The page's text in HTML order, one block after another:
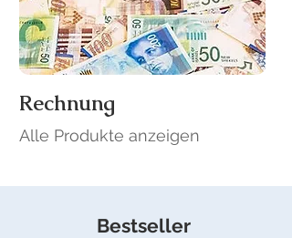
Rechnung
Alle Produkte anzeigen
Bestseller